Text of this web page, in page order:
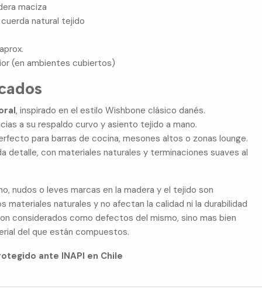
maciza
natural tejido
(en ambientes cubiertos)
, inspirado en el estilo Wishbone clásico danés.
a su respaldo curvo y asiento tejido a mano.
para barras de cocina, mesones altos o zonas lounge.
detalle, con materiales naturales y terminaciones suaves al
nudos o leves marcas en la madera y el tejido son
materiales naturales y no afectan la calidad ni la durabilidad
considerados como defectos del mismo, sino mas bien
del que están compuestos.
ante INAPI en Chile